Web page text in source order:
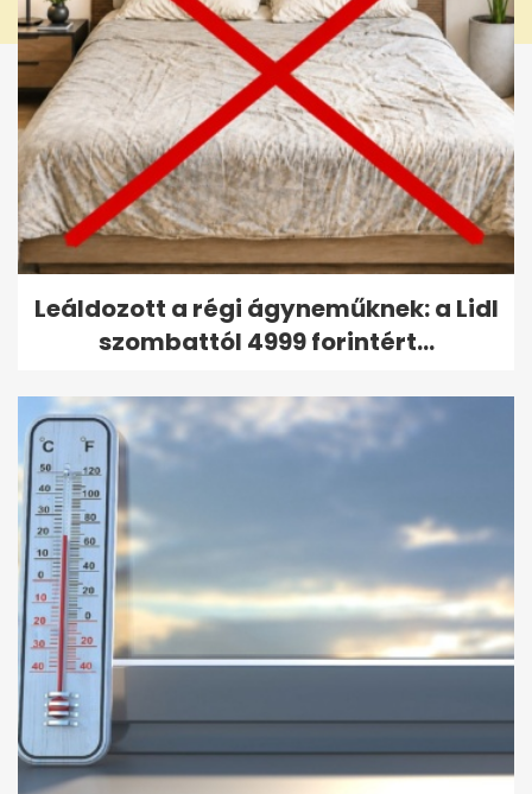
Leáldozott a régi ágyneműknek: a Lidl
szombattól 4999 forintért...